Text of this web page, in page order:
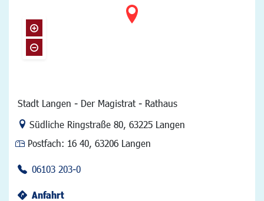
Stadt Langen - Der Magistrat - Rathaus
Link zur Google-Maps Navigation
Südliche Ringstraße 80, 63225 Langen
Postfach: 16 40, 63206 Langen
06103 203-0
Anfahrt